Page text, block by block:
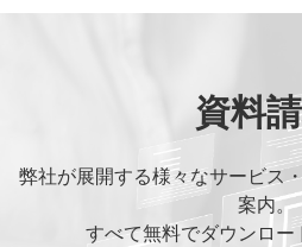
資料
弊社が展開する様々なサービス
案内。
すべて無料でダウンロー